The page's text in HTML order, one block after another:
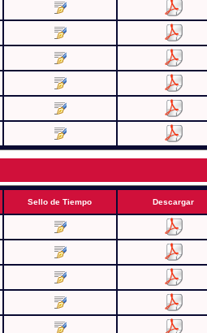
Sello de Tiempo Descargar